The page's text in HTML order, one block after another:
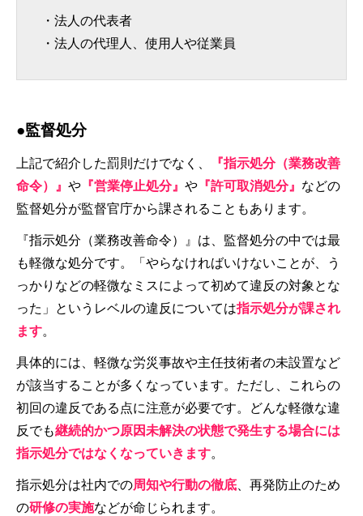
・法人の代表者
・法人の代理人、使用人や従業員
●監督処分
上記で紹介した罰則だけでなく、
『指示処分（業務改善
命令）』 や 『営業停止処分』 や 『許可取消処分』 などの
監督処分が監督官庁から課されることもあります。
『指示処分（業務改善命令）』は、監督処分の中では最
も軽微な処分です。「やらなければいけないことが、う
っかりなどの軽微なミスによって初めて違反の対象とな
った」というレベルの違反については指示処分が課され
ます。
具体的には、軽微な労災事故や主任技術者の未設置など
が該当することが多くなっています。ただし、これらの
初回の違反である点に注意が必要です。どんな軽微な違
反でも継続的かつ原因未解決の状態で発生する場合には
指示処分ではなくなっていきます。
指示処分は社内での周知や行動の徹底 、再発防止のため
の研修の実施などが命じられます。